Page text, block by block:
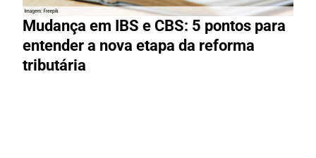
Mudança em IBS e CBS: 5 pontos para
entender a nova etapa da reforma
tributária